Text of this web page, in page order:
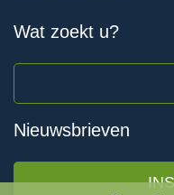
Wat zoekt u?
Nieuwsbrieven